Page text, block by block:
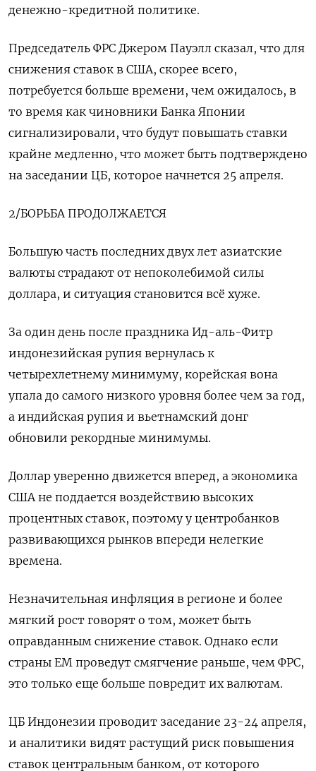
денежно-кредитной политике.
Председатель ФРС Джером Пауэлл сказал, что для
снижения ставок в США, скорее всего,
потребуется больше времени, чем ожидалось, в
то время как чиновники Банка Японии
сигнализировали, что будут повышать ставки
крайне медленно, что может быть подтверждено
на заседании ЦБ, которое начнется 25 апреля.
2/БОРЬБА ПРОДОЛЖАЕТСЯ
Большую часть последних двух лет азиатские
валюты страдают от непоколебимой силы
доллара, и ситуация становится всё хуже.
За один день после праздника Ид-аль-Фитр
индонезийская рупия вернулась к
четырехлетнему минимуму, корейская вона
упала до самого низкого уровня более чем за год,
а индийская рупия и вьетнамский донг
обновили рекордные минимумы.
Доллар уверенно движется вперед, а экономика
США не поддается воздействию высоких
процентных ставок, поэтому у центробанков
развивающихся рынков впереди нелегкие
времена.
Незначительная инфляция в регионе и более
мягкий рост говорят о том, может быть
оправданным снижение ставок. Однако если
страны ЕМ проведут смягчение раньше, чем ФРС,
это только еще больше повредит их валютам.
ЦБ Индонезии проводит заседание 23-24 апреля,
и аналитики видят растущий риск повышения
ставок центральным банком, от которого